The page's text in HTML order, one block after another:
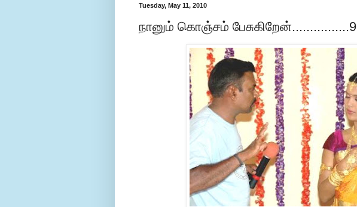
Tuesday, May 11, 2010
நானும் கொஞ்சம் பேசுகிறேன்................9